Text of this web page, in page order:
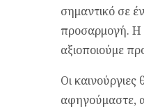
σημαντικό σε
προσαρμογή. Η
αξιοποιούμε
Οι
αφηγούμαστε,